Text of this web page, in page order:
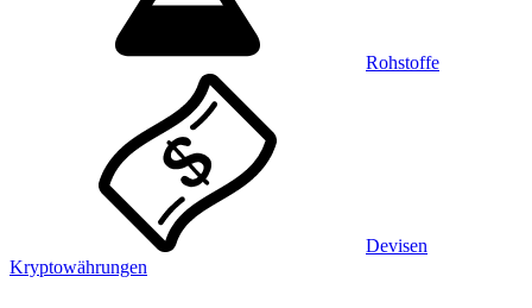
Rohstoffe
Devisen
Kryptowährungen